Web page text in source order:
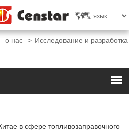
о нас > Исследование и разработка
в сфере топливозаправочного